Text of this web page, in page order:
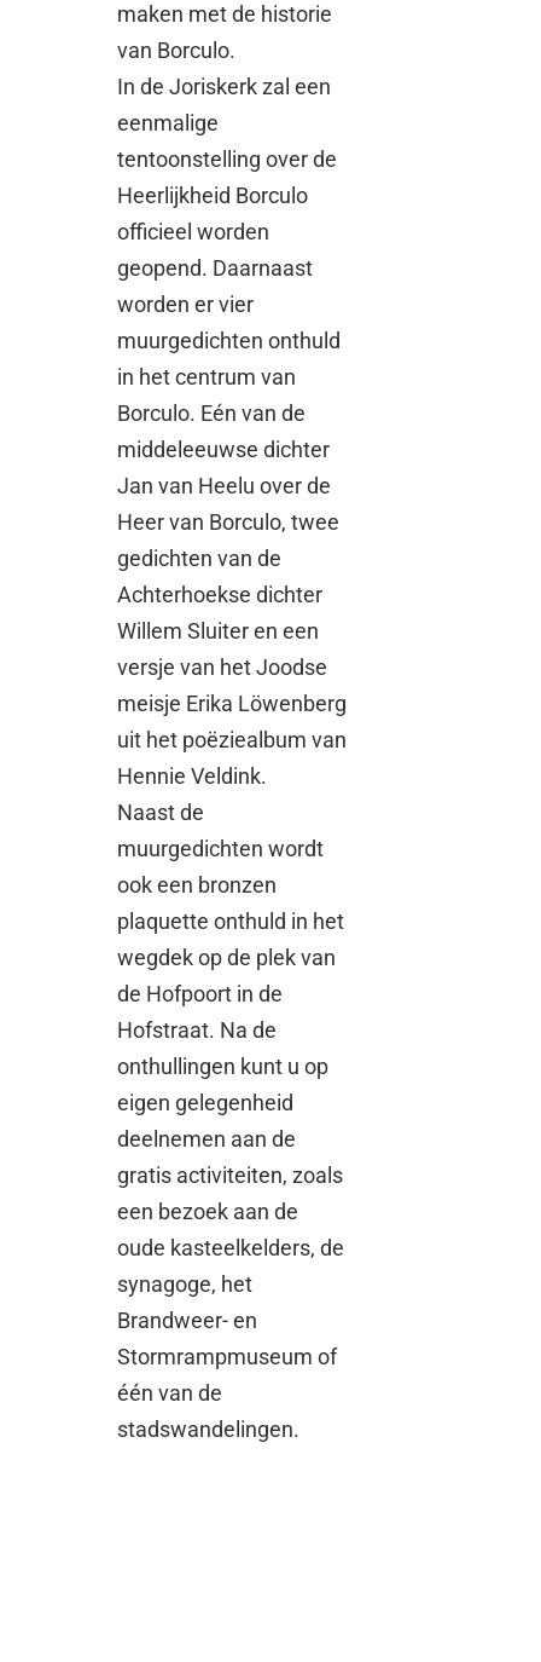
maken met de historie
van Borculo.
In de Joriskerk zal een
eenmalige
tentoonstelling over de
Heerlijkheid Borculo
officieel worden
geopend. Daarnaast
worden er vier
muurgedichten onthuld
in het centrum van
Borculo. Eén van de
middeleeuwse dichter
Jan van Heelu over de
Heer van Borculo, twee
gedichten van de
Achterhoekse dichter
Willem Sluiter en een
versje van het Joodse
meisje Erika Löwenberg
uit het poëziealbum van
Hennie Veldink.
Naast de
muurgedichten wordt
ook een bronzen
plaquette onthuld in het
wegdek op de plek van
de Hofpoort in de
Hofstraat. Na de
onthullingen kunt u op
eigen gelegenheid
deelnemen aan de
gratis activiteiten, zoals
een bezoek aan de
oude kasteelkelders, de
synagoge, het
Brandweer- en
Stormrampmuseum of
één van de
stadswandelingen.